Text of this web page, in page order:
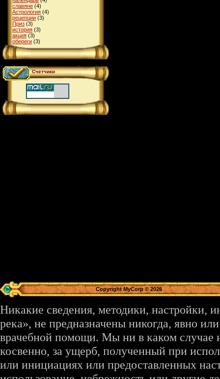
славяне (4)
Астрология (4)
рецепции (3)
Приз (3)
история (3)
акция (3)
обереги (3)
Счетчики
Copyright MyCorp © 2026
Никакие сведения, методики, настройки,
река», не предназначены никогда, явно
врачебной помощи. Мы ни в каком случае
косвенно, за ущерб, полученный при
или инициациях или предоставленных